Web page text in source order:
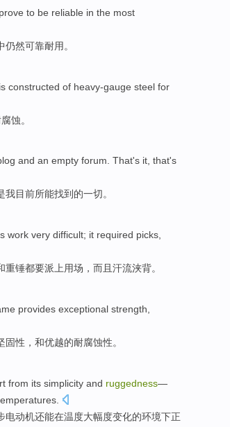
prove to be reliable in the most
仍然可靠耐用。
is constructed of heavy-gauge steel for
腐蚀。
and an empty forum. That's it, that's
我目前所能找到 的一切。
work very difficult; it required picks
重锤都要派上用场，而且汗流浃背。
provides exceptional strength
固性 ，和优越的耐腐蚀性。
from its simplicity and ruggedness—
电动机还能在温度大幅度变化的环境下正